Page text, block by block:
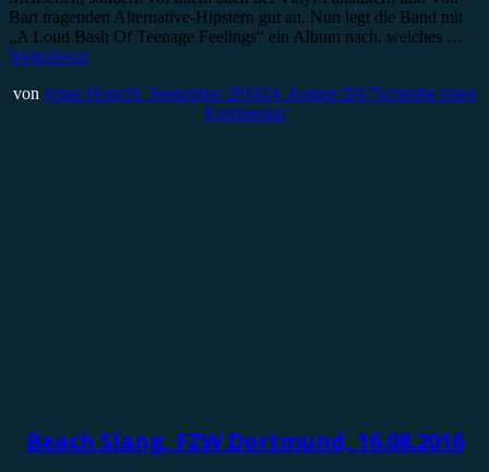
Bart tragenden Alternative-Hipstern gut an. Nun legt die Band mit
„A Loud Bash Of Teenage Feelings“ ein Album nach, welches …
Weiterlesen
von Jonas Horn19. September 201624. August 2017Schreibe einen
Kommentar
Beach Slang, FZW Dortmund, 16.08.2016